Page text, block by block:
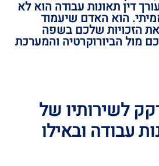
דין תאונות עבודה הוא לא
הוא האדם שיעמוד
הזכויות שלכם בשפה
מול הביורוקרטיה והמערכת
לשירותיו של
עבודה ובאילו